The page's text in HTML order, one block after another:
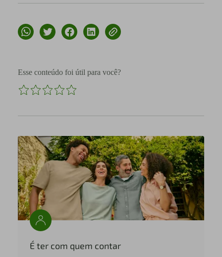
Esse conteúdo foi útil para você?
É ter com quem contar